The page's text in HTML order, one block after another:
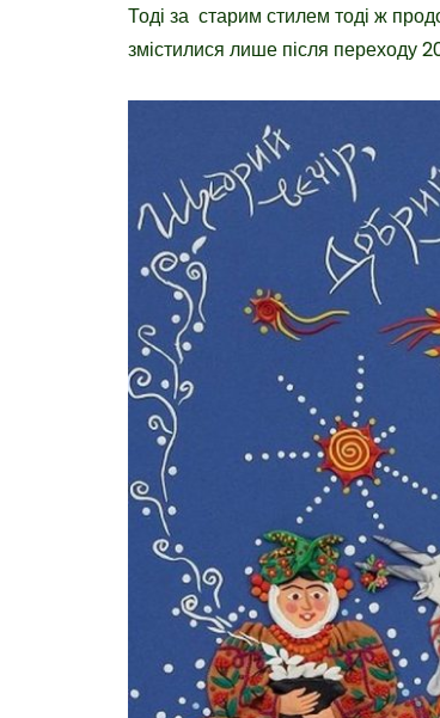
Тоді за старим стилем тоді ж
змістилися лише після переходу